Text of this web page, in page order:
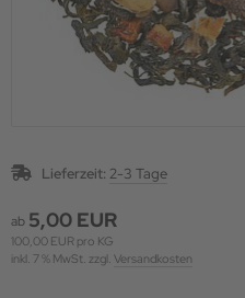
Lieferzeit: 2-3 Tage
ab 5,00 EUR
100,00 EUR pro KG
inkl. 7 % MwSt. zzgl. Versandkosten